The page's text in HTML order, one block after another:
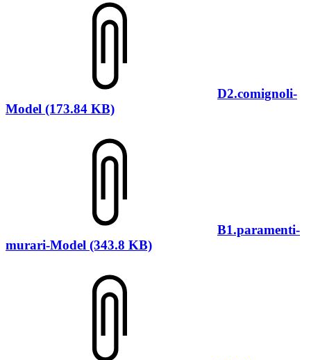
D2.comignoli-
Model (173.84 KB)
B1.paramenti-
murari-Model (343.8 KB)